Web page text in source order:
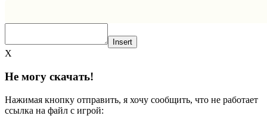
Insert
X
Не могу скачать!
Нажимая кнопку отправить, я хочу сообщить, что не работает
ссылка на файл с игрой: